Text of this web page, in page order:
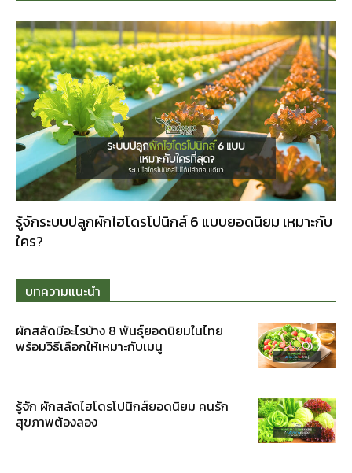
รู้จักระบบปลูกผักไฮโดรโปนิกส์ 6 แบบยอดนิยม เหมาะกับ
ใคร?
บทความแนะนำ
ผักสลัดมีอะไรบ้าง 8 พันธุ์ยอดนิยมในไทย
พร้อมวิธีเลือกให้เหมาะกับเมนู
รู้จัก ผักสลัดไฮโดรโปนิกส์ยอดนิยม คนรัก
สุขภาพต้องลอง